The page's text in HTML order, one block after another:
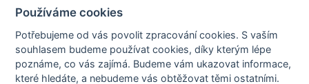
Členové STOBklubu
Zásady nakládání s osobními údaji
Otestujte se
Používáme cookies
Potřebujeme od vás povolit zpracování cookies. S vaším
souhlasem budeme používat cookies, díky kterým lépe
poznáme,co vás zajímá. Budeme vám ukazovat informace,
které hledáte, a nebudeme vás obtěžovat těmi ostatními.